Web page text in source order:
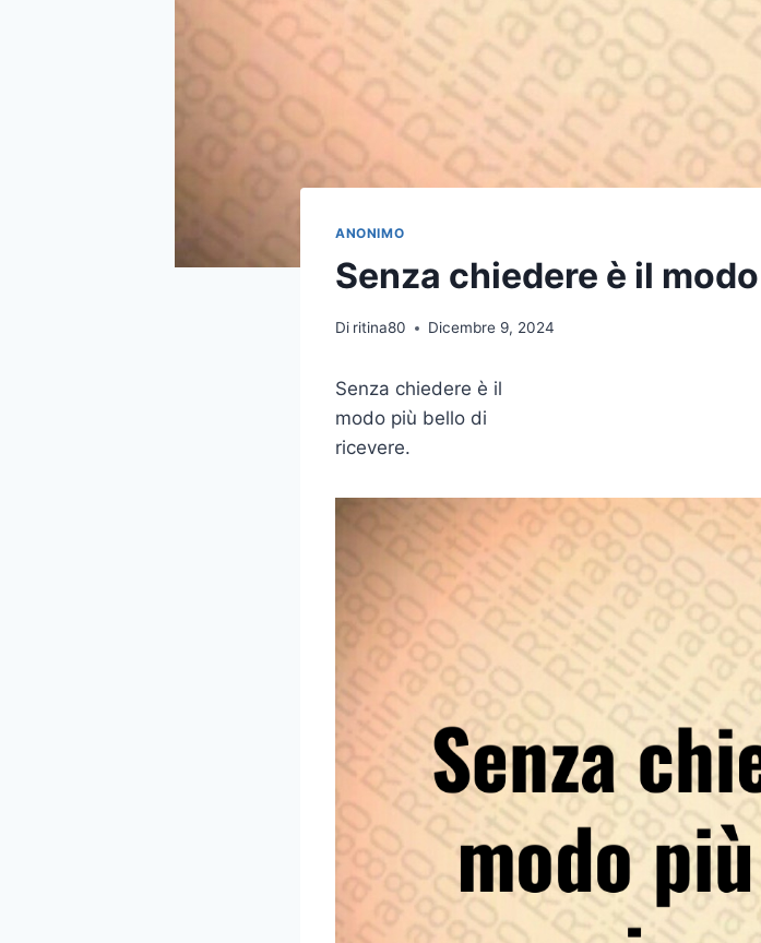
ANONIMO
Senza chiedere è il
Di ritina80 Dicembre 9, 2024
Senza chiedere è il
modo più bello di
ricevere.